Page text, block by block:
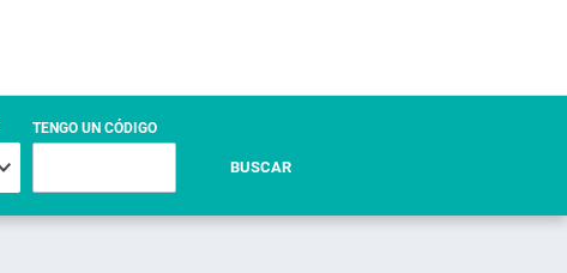
TENGO UN CÓDIGO
BUSCAR